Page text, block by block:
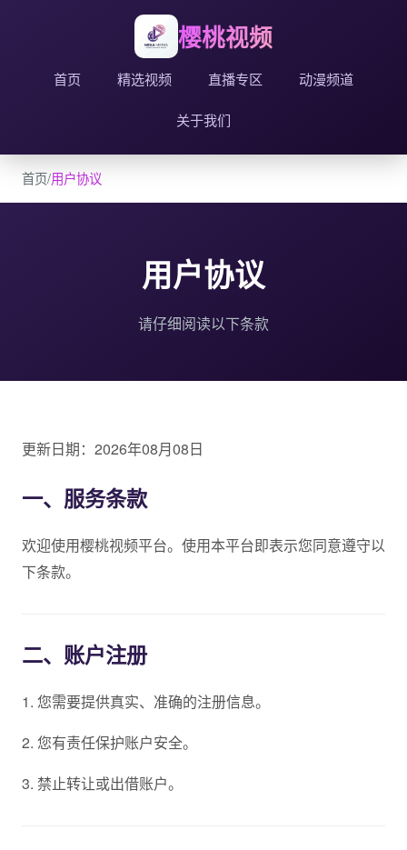
樱桃视频
首页 精选视频 直播专区 动漫频道
关于我们
首页/用户协议
用户协议
请仔细阅读以下条款
更新日期：2026年08月08日
一、服务条款
欢迎使用樱桃视频平台。使用本平台即表示您同意遵守以
下条款。
二、账户注册
1. 您需要提供真实、准确的注册信息。
2. 您有责任保护账户安全。
3. 禁止转让或出借账户。